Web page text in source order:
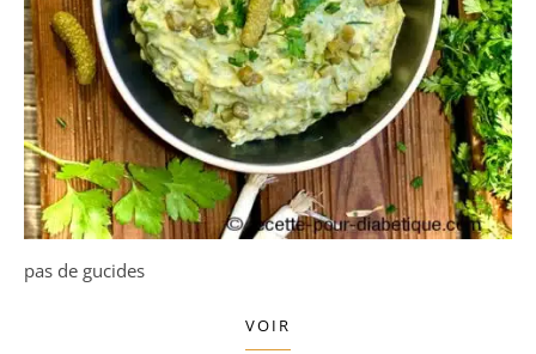
pas de gucides
VOIR